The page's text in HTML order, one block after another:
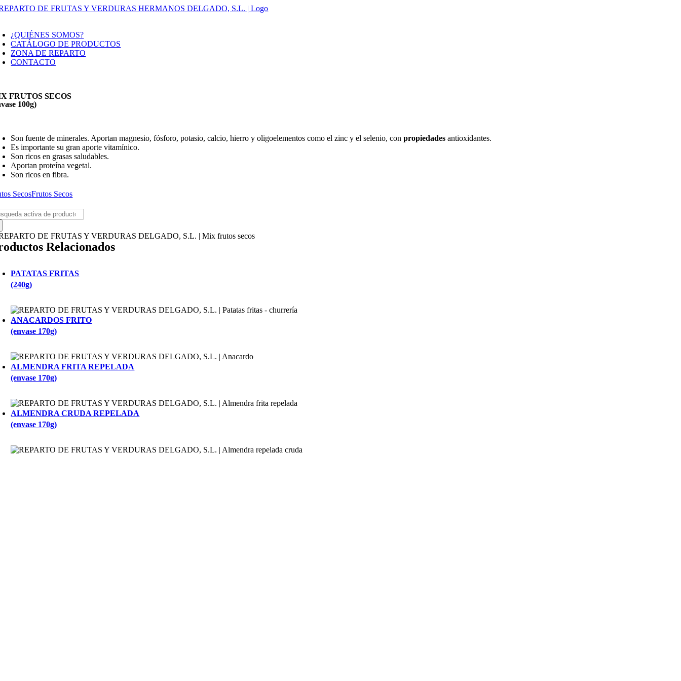
Saltar
¿QUIÉNES SOMOS?
CATÁLOGO DE PRODUCTOS
ZONA DE REPARTO
CONTACTO
FRUTOS SECOS
100g)
Son fuente de minerales. Aportan magnesio, fósforo, potasio, calcio, hierro y oligoelementos como el zinc y el selenio, conpropiedades antioxidantes.
Es importante su gran aporte vitamínico.
Son ricos en grasas saludables.
Aportan proteína vegetal.
Son ricos en fibra.
SecosFrutos Secos
Relacionados
PATATAS FRITAS
(240g)
ANACARDOS FRITO
(envase 170g)
ALMENDRA FRITA REPELADA
(envase 170g)
ALMENDRA CRUDA REPELADA
(envase 170g)